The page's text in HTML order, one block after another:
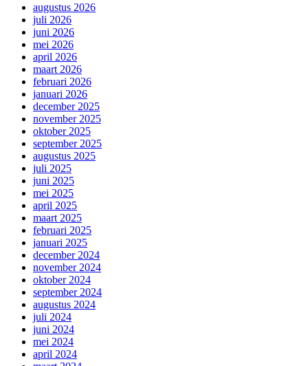
augustus 2026
juli 2026
juni 2026
mei 2026
april 2026
maart 2026
februari 2026
januari 2026
december 2025
november 2025
oktober 2025
september 2025
augustus 2025
juli 2025
juni 2025
mei 2025
april 2025
maart 2025
februari 2025
januari 2025
december 2024
november 2024
oktober 2024
september 2024
augustus 2024
juli 2024
juni 2024
mei 2024
april 2024